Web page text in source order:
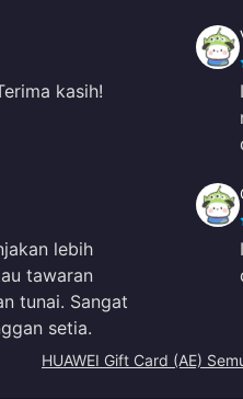
kasih!
lebih
tawaran
tunai. Sangat
setia.
HUAWEI Gift Card (AE)